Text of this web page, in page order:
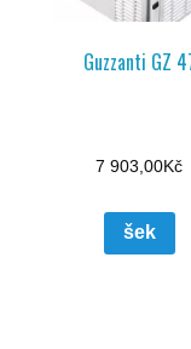
Guzzanti GZ
7 903,00Kč
šek